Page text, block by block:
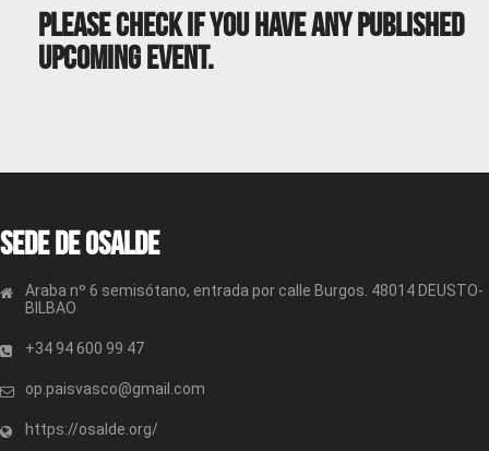
Please Check If You Have Any Published
Upcoming Event.
Sede de OSALDE
Araba nº 6 semisótano, entrada por calle Burgos. 48014 DEUSTO-
BILBAO
+34 94 600 99 47
op.paisvasco@gmail.com
https://osalde.org/